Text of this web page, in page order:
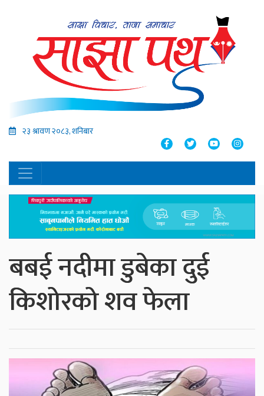
२३ श्रावण २०८३, शनिबार
बबई नदीमा डुबेका दुई
किशोरको शव फेला